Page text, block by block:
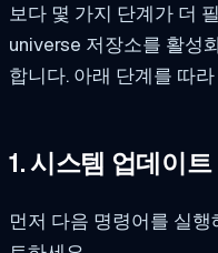
보다 몇 가지 단계가 더
universe 저장소를 활성
합니다. 아래 단계를 따
1. 시스템 업데이트
먼저 다음 명령어를 실